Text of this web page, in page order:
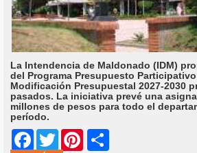
La Intendencia de Maldonado (IDM)
del Programa Presupuesto
Modificación Presupuestal 2027-2030
pasados. La iniciativa prevé una
millones de pesos para todo el
período.
Facebook
Twitter Pinterest